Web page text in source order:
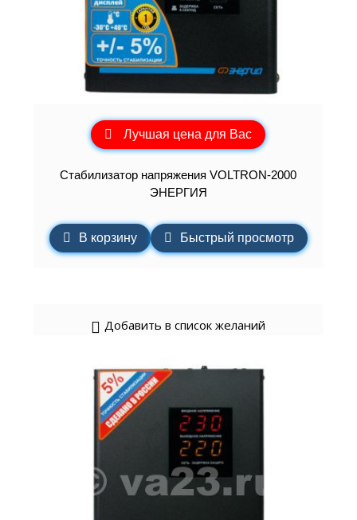
Лучшая цена для Вас
Cтабилизатор напряжения VOLTRON-2000
ЭНЕРГИЯ
В корзину Быстрый просмотр
Добавить в список желаний